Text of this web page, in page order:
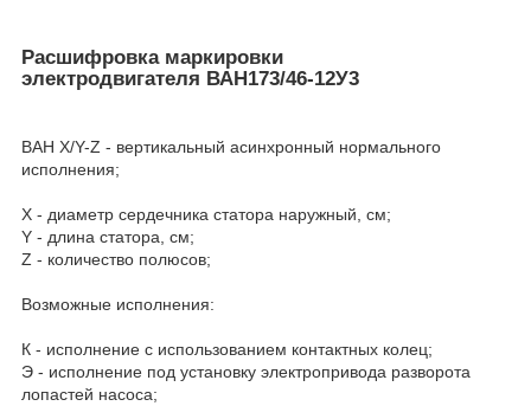
Расшифровка маркировки
электродвигателя ВАН173/46-12У3
ВАН Х/Y-Z - вертикальный асинхронный нормального
исполнения;
Х - диаметр сердечника статора наружный, см;
Y - длина статора, см;
Z - количество полюсов;
Возможные исполнения:
К - исполнение с использованием контактных колец;
Э - исполнение под установку электропривода разворота
лопастей насоса;